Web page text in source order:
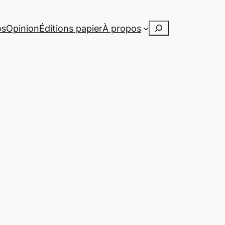
OpinionÉditions papierÀ propos Rechercher